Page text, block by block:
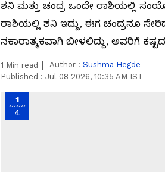
ಶನಿ ಮತ್ತು ಚಂದ್ರ ಒಂದೇ ರಾಶಿಯಲ್ಲಿ
ರಾಶಿಯಲ್ಲಿ ಶನಿ ಇದ್ದು, ಈಗ ಚಂದ್ರನೂ
ನಕಾರಾತ್ಮಕವಾಗಿ ಬೀಳಲಿದ್ದು, ಅವರಿಗೆ
1 Min read Author : Sushma Hegde
Published : Jul 08 2026, 10:35 AM IST
1
4